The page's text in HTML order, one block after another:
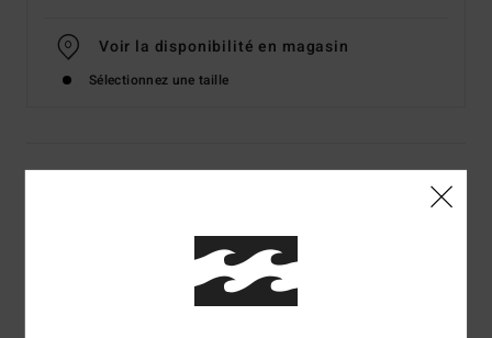
Voir la disponibilité en magasin
Sélectionnez une taille
Code couleur